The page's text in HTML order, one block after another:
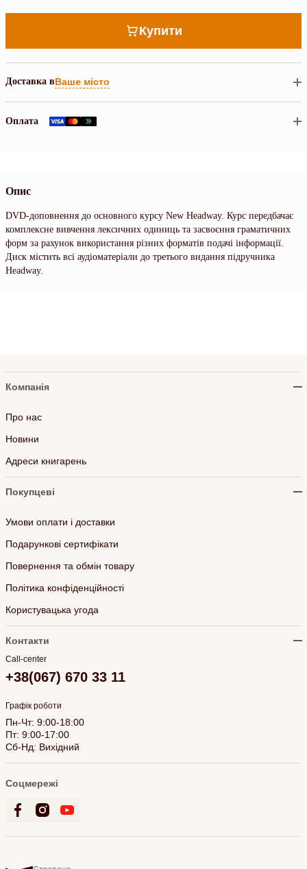
Купити
Доставка вВаше місто
Оплата
Опис
DVD-доповнення до основного курсу New Headway. Курс передбачає
комплексне вивчення лексичних одиниць та засвоєння граматичних
форм за рахунок використання різних форматів подачі інформації.
Диск містить всі аудіоматеріали до третього видання підручника
Headway.
Компанія
Про нас
Новини
Адреси книгарень
Покупцеві
Умови оплати і доставки
Подарункові сертифікати
Повернення та обмін товару
Політика конфіденційності
Користувацька угода
Контакти
Call-center
+38(067) 670 33 11
Графік роботи
Пн-Чт: 9:00-18:00
Пт: 9:00-17:00
Сб-Нд: Вихідний
Соцмережі